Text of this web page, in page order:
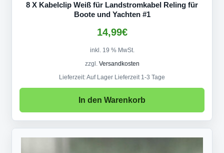
8 X Kabelclip Weiß für Landstromkabel Reling für
Boote und Yachten #1
14,99€
inkl. 19 % MwSt.
zzgl. Versandkosten
Lieferzeit:Auf Lager Lieferzeit 1-3 Tage
In den Warenkorb